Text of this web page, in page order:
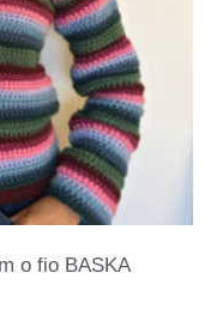
o fio BASKA